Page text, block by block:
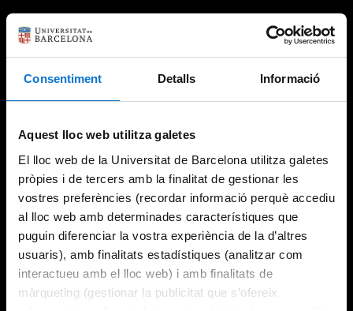
Consentiment Detalls Informació
Aquest lloc web utilitza galetes
El lloc web de la Universitat de Barcelona utilitza galetes
pròpies i de tercers amb la finalitat de gestionar les
vostres preferències (recordar informació perquè accediu
al lloc web amb determinades característiques que
puguin diferenciar la vostra experiència de la d’altres
usuaris), amb finalitats estadístiques (analitzar com
interactueu amb el lloc web) i amb finalitats de
màrqueting (gestionar la publicitat que s’ofereix